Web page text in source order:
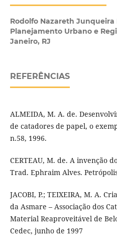
Rodolfo Nazareth Junqueira
Planejamento Urbano e
Janeiro, RJ
REFERÊNCIAS
ALMEIDA, M. A. de.
de catadores de papel, o
n.58, 1996.
CERTEAU, M. de. A invenção
Trad. Ephraim Alves.
JACOBI, P.; TEIXEIRA, M. A.
da Asmare – Associação dos
Material Reaproveitável de
Cedec, junho de 1997